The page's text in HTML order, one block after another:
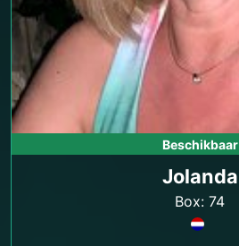
Beschikbaar
Jolanda
Box: 74